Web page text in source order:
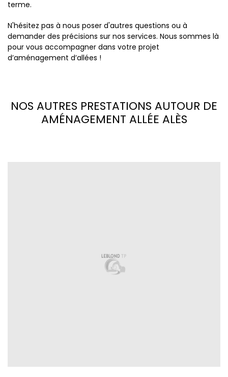
terme.
N'hésitez pas à nous poser d'autres questions ou à
demander des précisions sur nos services. Nous sommes là
pour vous accompagner dans votre projet
d’aménagement d’allées !
NOS AUTRES PRESTATIONS AUTOUR DE
AMÉNAGEMENT ALLÉE ALÈS